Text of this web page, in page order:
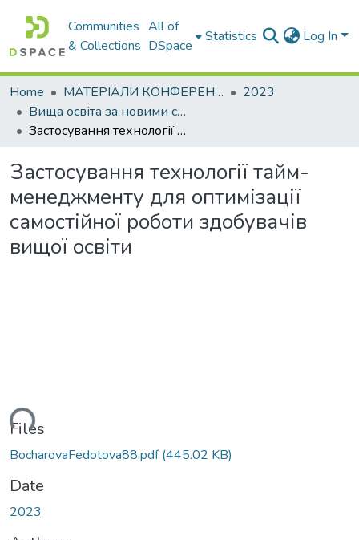
Communities
& Collections
All of
DSpace
Statistics Log In
Home МАТЕРІАЛИ КОНФЕРЕНЦІЙ
2023
Вища освіта за новими стандартами: виклики у контексті діджиталізації та інтеграції в міжнародний освітній простір
Застосування технології тайм-менеджменту для оптимізації самостійної роботи здобувачів вищої освіти
Застосування технології тайм-
менеджменту для оптимізації
самостійної роботи здобувачів
вищої освіти
Files
BocharovaFedotova88.pdf(445.02 KB)
Date
2023